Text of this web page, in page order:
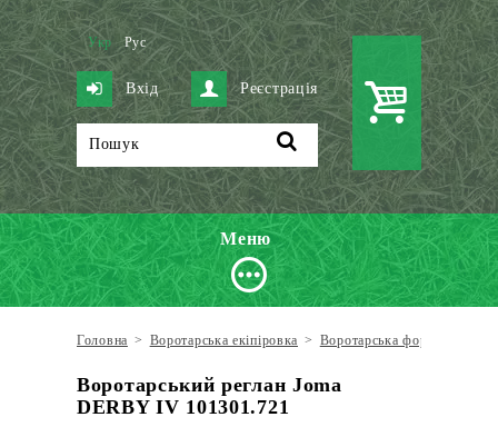
Укр Рус
Вхід Реєстрація
Меню
Головна > Воротарська екіпіровка > Воротарська форма
Воротарський реглан Joma
DERBY IV 101301.721